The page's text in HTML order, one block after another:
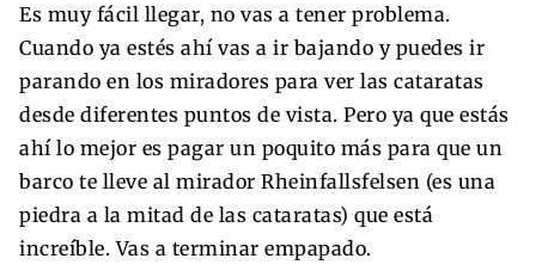
Es muy fácil llegar, no vas a tener problema.
Cuando ya estés ahí vas a ir bajando y puedes ir
parando en los miradores para ver las cataratas
desde diferentes puntos de vista. Pero ya que estás
ahí lo mejor es pagar un poquito más para que un
barco te lleve al mirador Rheinfallsfelsen (es una
piedra a la mitad de las cataratas) que está
increíble. Vas a terminar empapado.